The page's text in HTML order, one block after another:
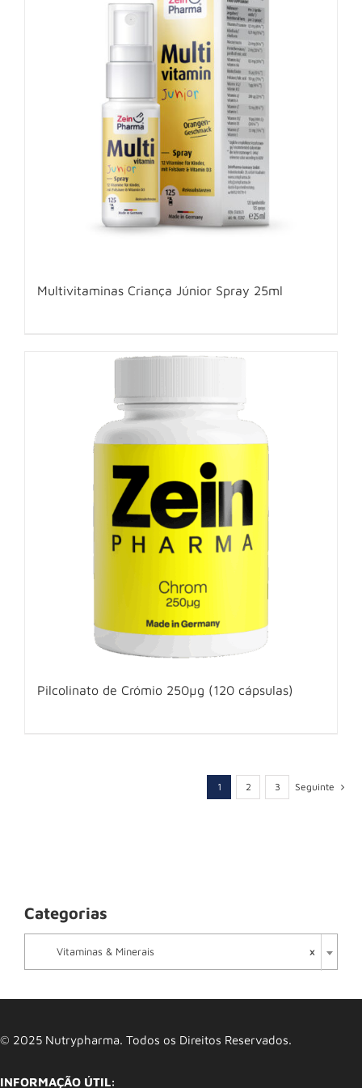
Multivitaminas Criança Júnior Spray 25ml
Pilcolinato de Crómio 250µg (120 cápsulas)
1 2 3 Seguinte
Categorias

×
Vitaminas & Minerais
© 2025 Nutrypharma. Todos os Direitos Reservados.
INFORMAÇÃO ÚTIL: